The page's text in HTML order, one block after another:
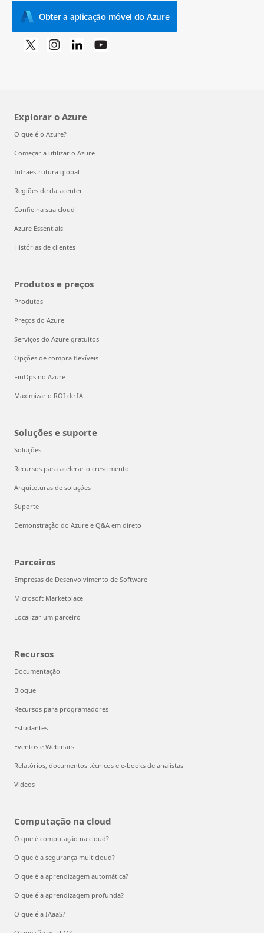
Obter a aplicação móvel do Azure
Explorar o Azure
O que é o Azure?
Começar a utilizar o Azure
Infraestrutura global
Regiões de datacenter
Confie na sua cloud
Azure Essentials
Histórias de clientes
Produtos e preços
Produtos
Preços do Azure
Serviços do Azure gratuitos
Opções de compra flexíveis
FinOps no Azure
Maximizar o ROI de IA
Soluções e suporte
Soluções
Recursos para acelerar o crescimento
Arquiteturas de soluções
Suporte
Demonstração do Azure e Q&A em direto
Parceiros
Empresas de Desenvolvimento de Software
Microsoft Marketplace
Localizar um parceiro
Recursos
Documentação
Blogue
Recursos para programadores
Estudantes
Eventos e Webinars
Relatórios, documentos técnicos e e-books de analistas
Vídeos
Computação na cloud
O que é computação na cloud?
O que é a segurança multicloud?
O que é a aprendizagem automática?
O que é a aprendizagem profunda?
O que é a IAaaS?